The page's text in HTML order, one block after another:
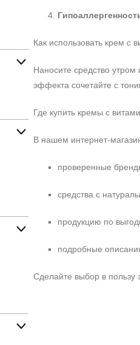
Как использовать крем с
Наносите средство
эффекта сочетайте с
Где купить кремы с
В нашем интернет-
проверенные
средства с
продукцию по
подробные
Сделайте выбор в пользу